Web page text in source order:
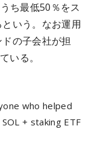
ち最低50％をス
いう。なお運用
の子会社が担
いる。
who helped
+ staking ETF